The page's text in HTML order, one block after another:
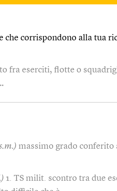
corrispondono alla tua
fra eserciti, flotte o
massimo grado conferito
1. TS milit. scontro tra due